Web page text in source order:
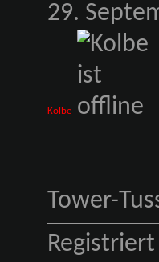
29.
Kolbe
Tower-
Registriert